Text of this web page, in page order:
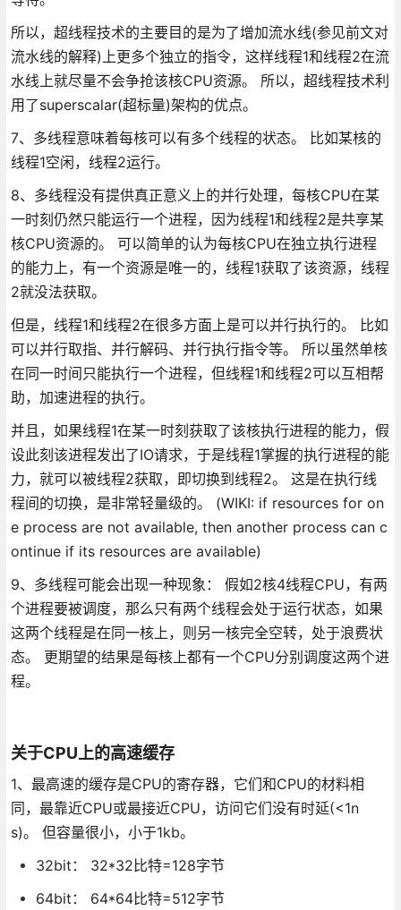
所以，超线程技术的主要目的是为了增加流水线(参见前文对
流水线的解释)上更多个独立的指令，这样线程1和线程2在流
水线上就尽量不会争抢该核CPU资源。 所以，超线程技术利
用了superscalar(超标量)架构的优点。
7、多线程意味着每核可以有多个线程的状态。 比如某核的
线程1空闲，线程2运行。
8、多线程没有提供真正意义上的并行处理，每核CPU在某
一时刻仍然只能运行一个进程，因为线程1和线程2是共享某
核CPU资源的。 可以简单的认为每核CPU在独立执行进程
的能力上，有一个资源是唯一的，线程1获取了该资源，线程
2就没法获取。
但是，线程1和线程2在很多方面上是可以并行执行的。 比如
可以并行取指、并行解码、并行执行指令等。 所以虽然单核
在同一时间只能执行一个进程，但线程1和线程2可以互相帮
助，加速进程的执行。
并且，如果线程1在某一时刻获取了该核执行进程的能力，假
设此刻该进程发出了IO请求，于是线程1掌握的执行进程的能
力，就可以被线程2获取，即切换到线程2。 这是在执行线
程间的切换，是非常轻量级的。 (WIKI: if resources for on
e process are not available, then another process can c
ontinue if its resources are available)
9、多线程可能会出现一种现象： 假如2核4线程CPU，有两
个进程要被调度，那么只有两个线程会处于运行状态，如果
这两个线程是在同一核上，则另一核完全空转，处于浪费状
态。 更期望的结果是每核上都有一个CPU分别调度这两个进
程。
关于CPU上的高速缓存
1、最高速的缓存是CPU的寄存器，它们和CPU的材料相
同，最靠近CPU或最接近CPU，访问它们没有时延(<1n
s)。 但容量很小，小于1kb。
32bit： 32*32比特=128字节
64bit： 64*64比特=512字节